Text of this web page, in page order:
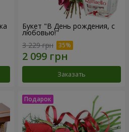
Букет "В День рождения, с
любовью!"
3 229 грн
Заказать